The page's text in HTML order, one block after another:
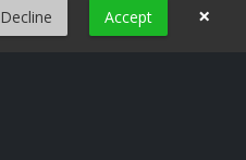
Decline Accept ×